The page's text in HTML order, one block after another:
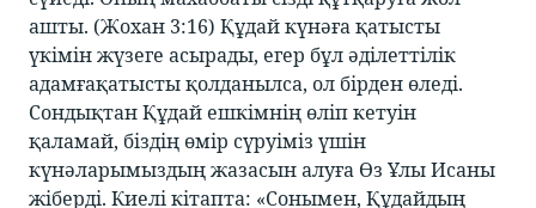
ашты. (Жохан 3:16) Құдай күнәға қатысты
үкімін жүзеге асырады, егер бұл әділеттілік
адамғақатысты қолданылса, ол бірден өледі.
Сондықтан Құдай ешкімнің өліп кетуін
қаламай, біздің өмір сүруіміз үшін
күнәларымыздың жазасын алуға Өз Ұлы Исаны
жіберді. Киелі кітапта: «Сонымен, Құдайдың